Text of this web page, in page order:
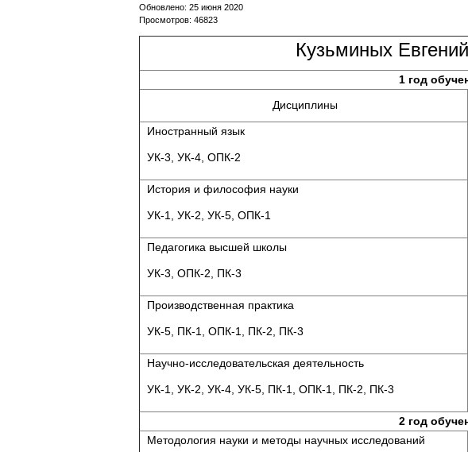
Обновлено: 25 июня 2020
Просмотров: 46823
Кузьминых
1 год
Дисциплины
Иностранный язык
УК-3, УК-4, ОПК-2
История и философия науки
УК-1, УК-2, УК-5, ОПК-1
Педагогика высшей школы
УК-3, ОПК-2, ПК-3
Производственная практика
УК-5, ПК-1, ОПК-1, ПК-2, ПК-3
Научно-исследовательская деятельность
УК-1, УК-2, УК-4, УК-5, ПК-1, ОПК-1, ПК-2, ПК-3
2 год
Методология науки и методы научных исследований